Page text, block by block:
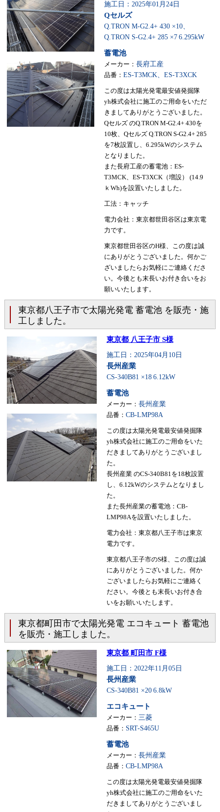
施工日：2025年01月24日
Qセルズ
Q.TRON M-G2.4+ 430 ×10、
Q.TRON S-G2.4+ 285 ×7 6.295kW
蓄電池
メーカー： 長府工産
品番： ES-T3MCK、ES-T3XCK
この度は太陽光発電最安値発掘隊
yh株式会社に施工のご用命をいただ
きましてありがとうございました。
Qセルズ のQ.TRON M-G2.4+ 430を
10枚、Qセルズ Q.TRON S-G2.4+ 285
を7枚設置し、6.295kWのシステム
となりました。
また長府工産の蓄電池：ES-
T3MCK、ES-T3XCK（増設） (14.9
ｋWh)を設置いたしました。
工法：キャッチ
電力会社：東京都世田谷区は東京電
力です。
東京都世田谷区のH様、この度は誠
にありがとうございました。何かご
ざいましたらお気軽にご連絡くださ
い。今後とも末長いお付き合いをお
願いいたします。
東京都八王子市で太陽光発電 蓄電池 を販売・施
工しました。
東京都 八王子市 S様
施工日：2025年04月10日
長州産業
CS-340B81 ×18 6.12kW
蓄電池
メーカー： 長州産業
品番： CB-LMP98A
この度は太陽光発電最安値発掘隊
yh株式会社に施工のご用命をいた
だきましてありがとうございまし
た。
長州産業 のCS-340B81を18枚設置
し、6.12kWのシステムとなりまし
た。
また長州産業の蓄電池：CB-
LMP98Aを設置いたしました。
電力会社：東京都八王子市は東京
電力です。
東京都八王子市のS様、この度は誠
にありがとうございました。何か
ございましたらお気軽にご連絡く
ださい。今後とも末長いお付き合
いをお願いいたします。
東京都町田市で太陽光発電 エコキュート 蓄電池
を販売・施工しました。
東京都 町田市 F様
施工日：2022年11月05日
長州産業
CS-340B81 ×20 6.8kW
エコキュート
メーカー： 三菱
品番： SRT-S465U
蓄電池
メーカー： 長州産業
品番： CB-LMP98A
この度は太陽光発電最安値発掘隊
yh株式会社に施工のご用命をいた
だきましてありがとうございまし